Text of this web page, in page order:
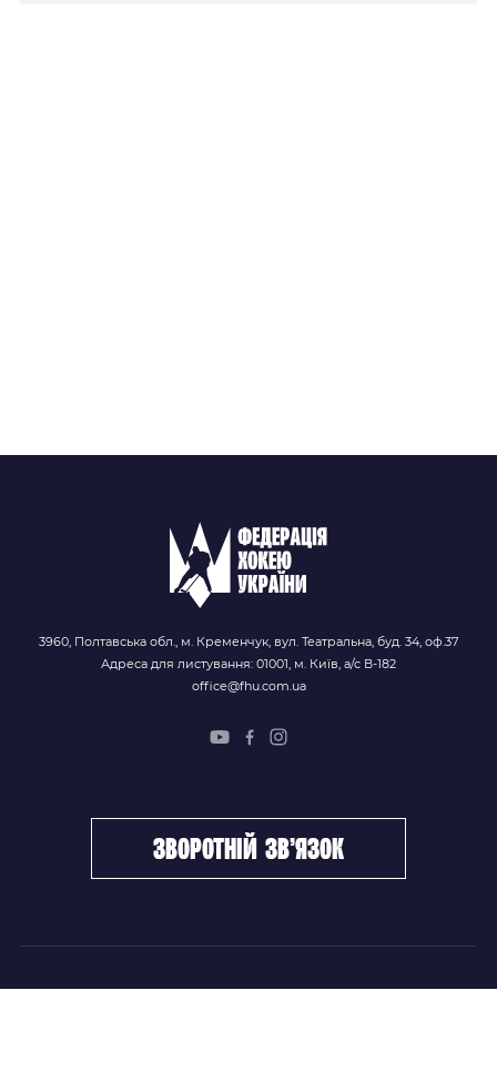
3960, Полтавська обл., м. Кременчук, вул. Театральна, буд. 34, оф.37
Адреса для листування: 01001, м. Київ, а/с В-182
office@fhu.com.ua
зворотній зв’язок